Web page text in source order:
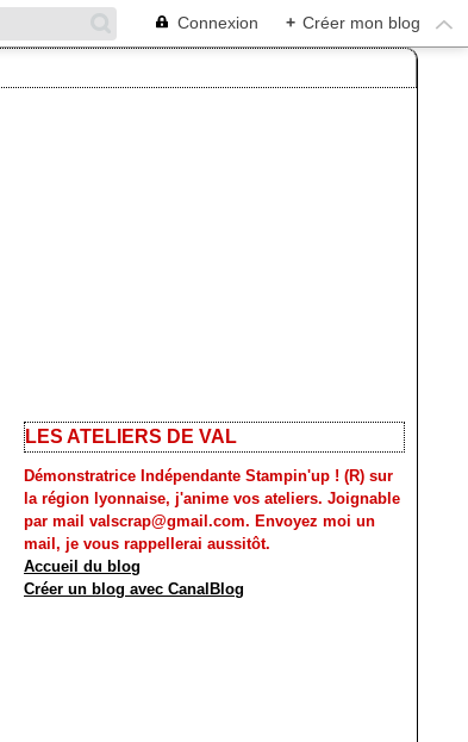
Connexion + Créer mon blog
LES ATELIERS DE VAL
Démonstratrice Indépendante Stampin'up ! (R) sur
la région lyonnaise, j'anime vos ateliers. Joignable
par mail valscrap@gmail.com. Envoyez moi un
mail, je vous rappellerai aussitôt.
Accueil du blog
Créer un blog avec CanalBlog